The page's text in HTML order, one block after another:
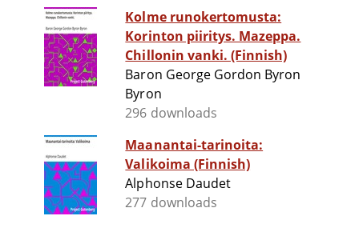
Kolme runokertomusta:
Korinton piiritys. Mazeppa.
Chillonin vanki. (Finnish)
Baron George Gordon Byron
Byron
296 downloads
Maanantai-tarinoita:
Valikoima (Finnish)
Alphonse Daudet
277 downloads